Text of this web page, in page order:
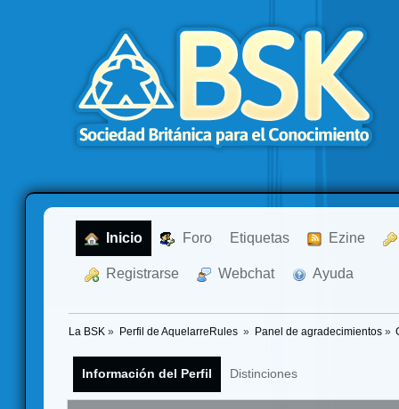
Inicio Foro Etiquetas Ezine
Registrarse Webchat Ayuda
La BSK » Perfil de AquelarreRules » Panel de agradecimientos»
Información del Perfil Distinciones